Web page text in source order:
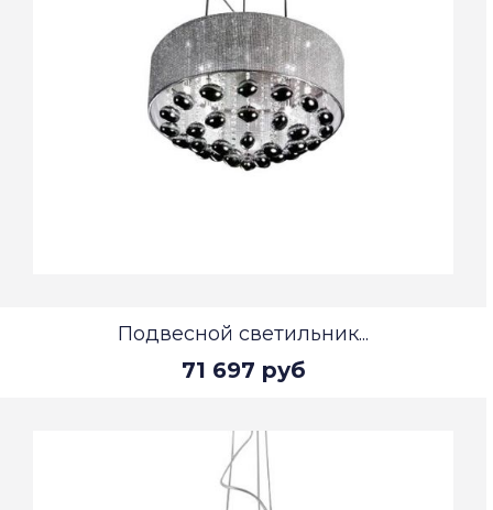
Подвесной светильник...
71 697 руб